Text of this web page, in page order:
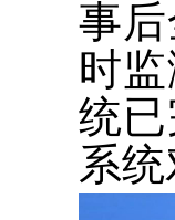
事
时
统
系统